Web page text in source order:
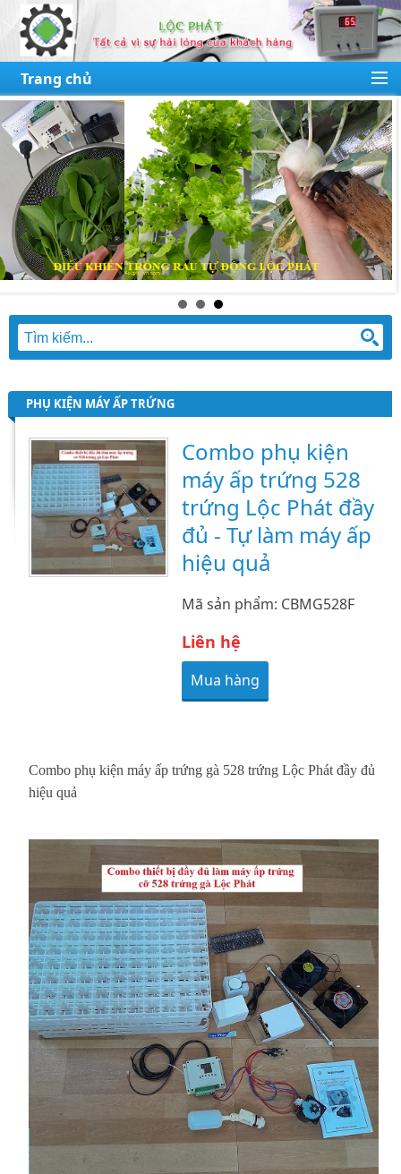
Trang chủ
PHỤ KIỆN MÁY ẤP TRỨNG
Combo phụ kiện
máy ấp trứng 528
trứng Lộc Phát đầy
đủ - Tự làm máy ấp
hiệu quả
Mã sản phẩm: CBMG528F
Liên hệ
Mua hàng
Combo phụ kiện máy ấp trứng gà 528 trứng Lộc Phát đầy đủ
hiệu quả